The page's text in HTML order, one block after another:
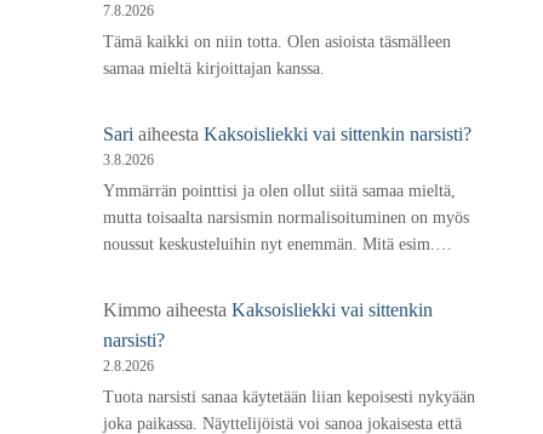
7.8.2026
Tämä kaikki on niin totta. Olen asioista täsmälleen
samaa mieltä kirjoittajan kanssa.
Sari aiheesta Kaksoisliekki vai sittenkin narsisti?
3.8.2026
Ymmärrän pointtisi ja olen ollut siitä samaa mieltä,
mutta toisaalta narsismin normalisoituminen on myös
noussut keskusteluihin nyt enemmän. Mitä esim.…
Kimmo aiheesta Kaksoisliekki vai sittenkin
narsisti?
2.8.2026
Tuota narsisti sanaa käytetään liian kepoisesti nykyään
joka paikassa. Näyttelijöistä voi sanoa jokaisesta että